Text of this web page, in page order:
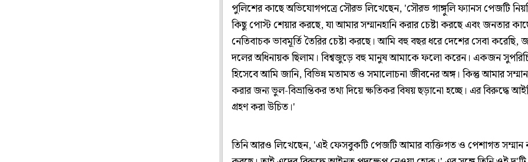
পুলিশের কাছে অভিযোগপত্রে সৌরভ লিখেছেন, 'সৌরভ গাঙ্গুলি ফ্যানস পেজটি
কিছু পোস্ট শেয়ার করছে, যা আমার সম্মানহানি করার চেষ্টা করছে এবং জনতার
নেতিবাচক ভাবমূর্তি তৈরির চেষ্টা করছে। আমি বহু বছর ধরে দেশের সেবা করেছি,
দলের অধিনায়ক ছিলাম। বিশ্বজুড়ে বহু মানুষ আমাকে ফলো করেন। একজন
হিসেবে আমি জানি, বিভিন্ন মতামত ও সমালোচনা জীবনের অঙ্গ। কিন্তু আমার
করার জন্য ভুল-বিভ্রান্তিকর তথ্য দিয়ে ক্ষতিকর বিষয় ছড়ানো হচ্ছে। এর বিরুদ্ধে
গ্রহণ করা উচিত।'
তিনি আরও লিখেছেন, 'এই ফেসবুকটি পেজটি আমার ব্যক্তিগত ও পেশাগত সম্মান